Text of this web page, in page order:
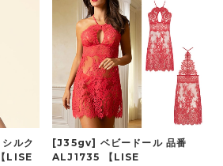
ルク
LISE
[J35gv] ベビードール 品番
ALJ1735 【LISE